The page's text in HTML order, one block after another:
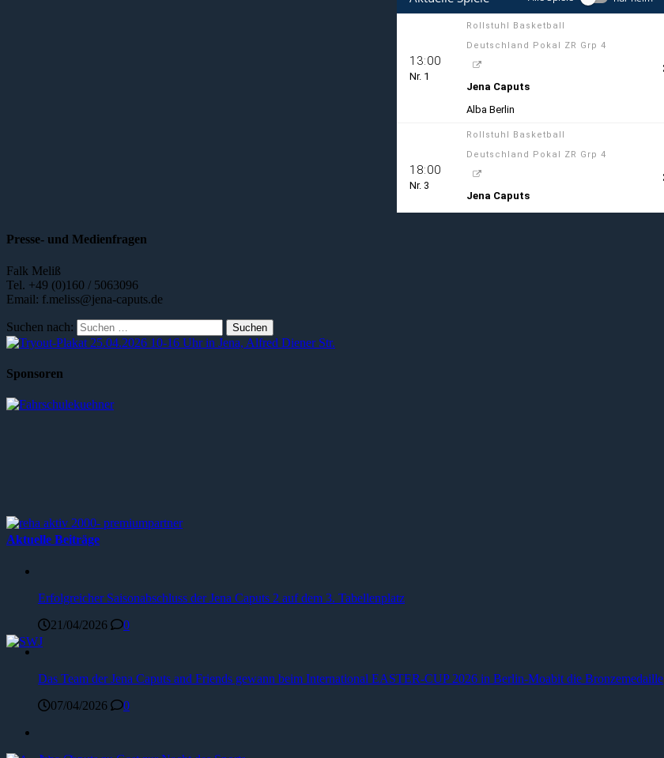
Presse- und Medienfragen
Falk Meliß
Tel. +49 (0)160 / 5063096
Email: f.meliss@jena-caputs.de
Suchen nach:
Sponsoren
Aktuelle Beiträge
Erfolgreicher Saisonabschluss der Jena Caputs 2 auf dem 3. Tabellenplatz
21/04/2026
0
Das Team der Jena Caputs and Friends gewann beim International EASTER-CUP 2026 in Berlin-Moabit die Bronzemedaille
07/04/2026
0